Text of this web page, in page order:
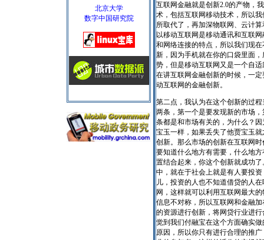
北京大学
数字中国研究院
互联网金融就是创新2.0的产物，
术，包括互联网移动技术，所以
所取代了，再加深物联网、云计
以移动互联网是移动通讯和互联
和网络连接的特点，所以我们现
新，因为手机就在你的口袋里面
势，但是移动互联网又是一个自
在讲互联网金融创新的时候，一
动互联网的金融创新。
第二点，我认为在这个创新的过
两条，第一个是要发现新的市场
条都是和市场有关的，为什么？
宝玉一样，如果丢失了他贾宝玉
创新。那么市场的创新在互联网
要知道什么地方有需要，什么地
置结合起来，你这个创新就成功
中，就在于社会上就是有人要投
儿，投资的人也不知道借贷的人
网，这样就可以利用互联网最大
信息不对称，所以互联网和金融
的资源进行创新，将网贷行业进
觉到我们付融宝在这个方面确实
原因，所以你只有进行合理的推